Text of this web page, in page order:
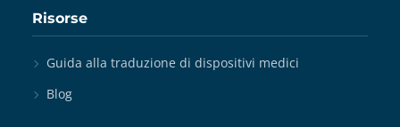
Risorse
Guida alla traduzione di dispositivi medici
Blog